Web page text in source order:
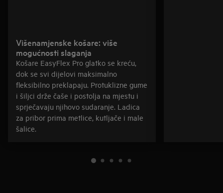
Višenamjenske košare: više
mogućnosti slaganja
Košare EasyFlex Pro glatko se kreću,
dok se svi dijelovi maksimalno
fleksibilno preklapaju. Protuklizne gume
i šiljci drže čaše i postolja na mjestu i
sprječavaju njihovo sudaranje. Ladica
za pribor prima metlice, kutljače i male
šalice.